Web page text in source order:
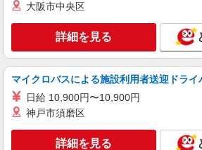
大阪市中央区
詳細を見る
マイクロバスによる施設利用者送迎ドライ
日給 10,900円〜10,900円
神戸市須磨区
詳細を見る